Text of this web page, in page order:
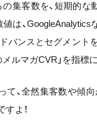
の集客数を、短期的な
値は、
バンスとセグメント
ルマガCVR」を指標
て、全然集客数や傾向
よ！